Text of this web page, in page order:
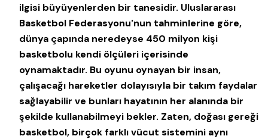
ilgisi büyüyenlerden bir tanesidir. Uluslararası
Basketbol Federasyonu'nun tahminlerine göre,
dünya çapında neredeyse 450 milyon kişi
basketbolu kendi ölçüleri içerisinde
oynamaktadır. Bu oyunu oynayan bir insan,
çalışacağı hareketler dolayısıyla bir takım faydalar
sağlayabilir ve bunları hayatının her alanında bir
şekilde kullanabilmeyi bekler. Zaten, doğası gereği
basketbol, birçok farklı vücut sistemini aynı